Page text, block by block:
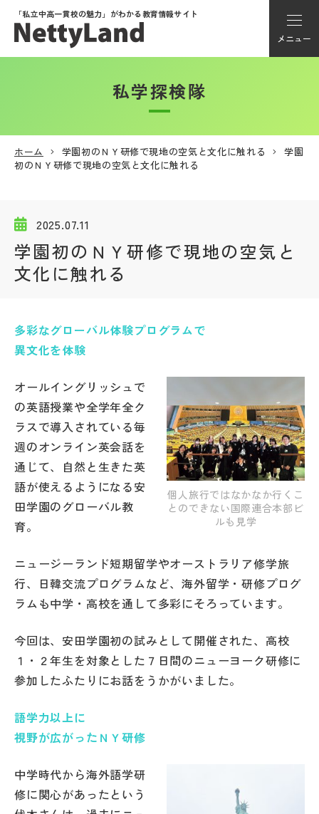
「私立中高一貫校の魅力」がわかる教育情報サイト
メニュー
アカウント登録
メニュー
学校動画
帰国生受験情報
説明会・イベント情報
よみもの
学校からのお知らせ
学校HP最新情報
特集
NettyLandかわら版
その他
お問い合わせ
個人情報保護方針
サイトマップ
私学探検隊
ホーム 学園初のＮＹ研修で現地の空気と文化に触れる
学園
初のＮＹ研修で現地の空気と文化に触れる
2025.07.11
学園初のＮＹ研修で現地の空気と
文化に触れる
多彩なグローバル体験プログラムで
異文化を体験
個人旅行ではなかなか行くこ
とのできない国際連合本部ビ
ルも見学
オールイングリッシュで
の英語授業や全学年全ク
ラスで導入されている毎
週のオンライン英会話を
通じて、自然と生きた英
語が使えるようになる安
田学園のグローバル教
育。
ニュージーランド短期留学やオーストラリア修学旅
行、日韓交流プログラムなど、海外留学・研修プログ
ラムも中学・高校を通して多彩にそろっています。
今回は、安田学園初の試みとして開催された、高校
１・２年生を対象とした７日間のニューヨーク研修に
参加したふたりにお話をうかがいました。
語学力以上に
視野が広がったＮＹ研修
中学時代から海外語学研
修に関心があったという